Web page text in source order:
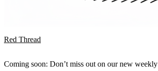
Red Thread
Coming soon: Don’t miss out on our new